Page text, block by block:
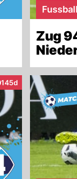
Fussball
Zug
Artikel veröffentlicht:
145d